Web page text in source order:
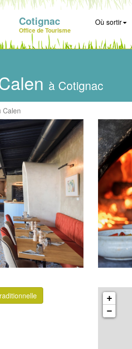
Cotignac
Office de Tourisme
Où sortir
à Cotignac
Calen
+
−